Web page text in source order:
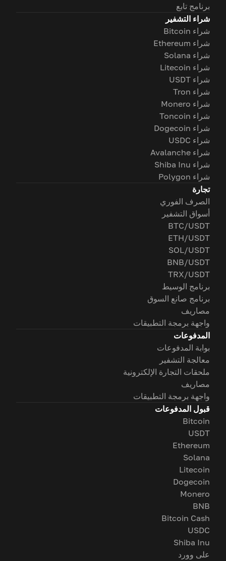
برنامج تابع
شراء التشفير
شراء Bitcoin
شراء Ethereum
شراء Solana
شراء Litecoin
شراء USDT
شراء Tron
شراء Monero
شراء Toncoin
شراء Dogecoin
شراء USDC
شراء Avalanche
شراء Shiba Inu
شراء Polygon
تجارة
الصرف الفوري
أسواق التشفير
BTC/USDT
ETH/USDT
SOL/USDT
BNB/USDT
TRX/USDT
برنامج الوسيط
برنامج صانع السوق
مصاريف
واجهة برمجة التطبيقات
المدفوعات
بوابة المدفوعات
معالجة التشفير
ملحقات التجارة الإلكترونية
مصاريف
واجهة برمجة التطبيقات
قبول المدفوعات
Bitcoin
USDT
Ethereum
Solana
Litecoin
Dogecoin
Monero
BNB
Bitcoin Cash
USDC
Shiba Inu
على وورد